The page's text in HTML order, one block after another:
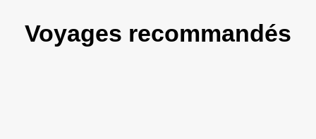
Voyages recommandés